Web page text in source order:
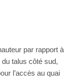
par rapport à
du talus côté sud,
l’accès au quai